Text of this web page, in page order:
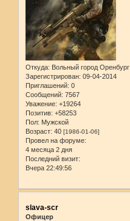
Откуда: Вольный город Оренбург
Зарегистрирован: 09-04-2014
Приглашений: 0
Сообщений: 7567
Уважение: +19264
Позитив: +58253
Пол: Мужской
Возраст: 40 [1986-01-06]
Провел на форуме:
4 месяца 2 дня
Последний визит:
Вчера 22:49:56
slava-scr
Офицер